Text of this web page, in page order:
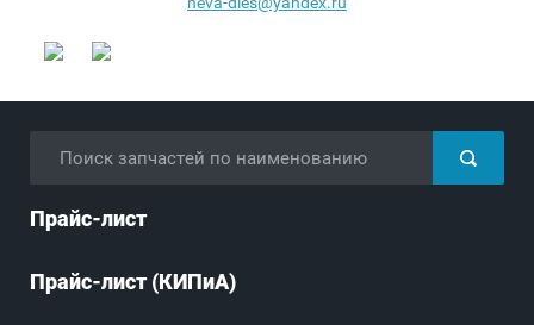
Прайс-лист
Прайс-лист (КИПиА)